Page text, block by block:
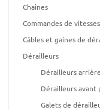
Chaines
Commandes de vitesses
Câbles et gaines de
Dérailleurs
Dérailleurs
Dérailleurs avant
Galets de